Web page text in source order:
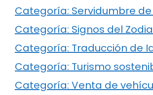
Categoría: Servidumbre
Categoría: Signos del
Categoría: Traducción de
Categoría: Turismo
Categoría: Venta de